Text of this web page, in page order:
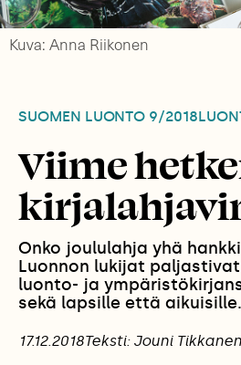
Kuva: Anna Riikonen
SUOMEN LUONTO 9/2018
Viime
Onko joululahja yhä
Luonnon lukijat
luonto- ja
sekä lapsille että aikuisille.
17.12.2018Teksti: Jouni Tikkanen